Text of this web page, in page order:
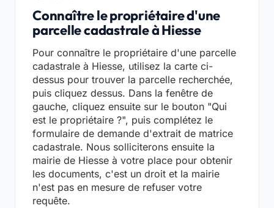
Connaître le propriétaire d'une
parcelle cadastrale à Hiesse
Pour connaître le propriétaire d'une parcelle
cadastrale à Hiesse, utilisez la carte ci-
dessus pour trouver la parcelle recherchée,
puis cliquez dessus. Dans la fenêtre de
gauche, cliquez ensuite sur le bouton "Qui
est le propriétaire ?", puis complétez le
formulaire de demande d'extrait de matrice
cadastrale. Nous solliciterons ensuite la
mairie de Hiesse à votre place pour obtenir
les documents, c'est un droit et la mairie
n'est pas en mesure de refuser votre
requête.